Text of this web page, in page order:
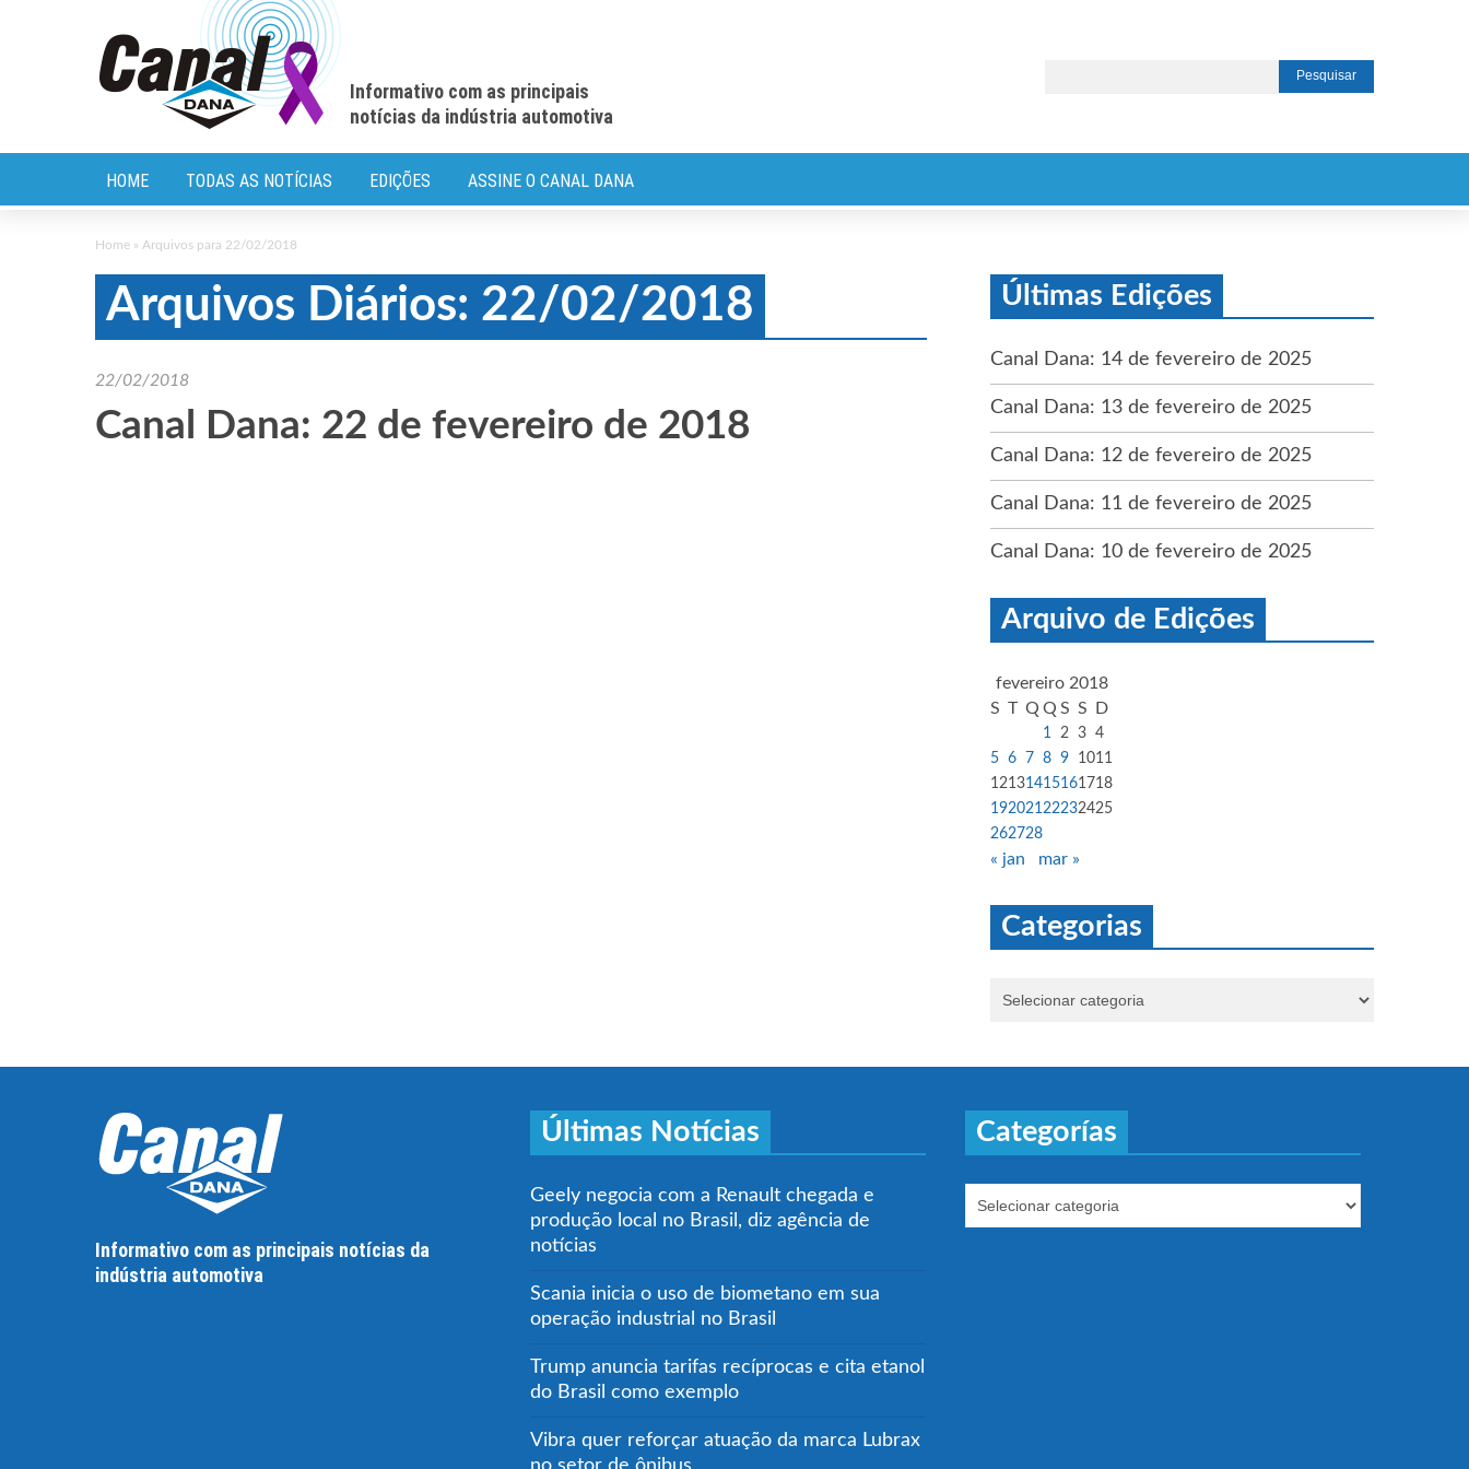
Informativo com as principais
notícias da indústria automotiva
HOME TODAS AS NOTÍCIAS EDIÇÕES ASSINE O CANAL DANA
Home » Arquivos para 22/02/2018
Arquivos Diários: 22/02/2018
22/02/2018
Canal Dana: 22 de fevereiro de 2018
Últimas Edições
Canal Dana: 14 de fevereiro de 2025
Canal Dana: 13 de fevereiro de 2025
Canal Dana: 12 de fevereiro de 2025
Canal Dana: 11 de fevereiro de 2025
Canal Dana: 10 de fevereiro de 2025
Arquivo de Edições
fevereiro 2018
S T Q Q S S D
1 2 3 4
5 6 7 8 9 1011
12131415161718
19202122232425
262728
« jan mar »
Categorias
Informativo com as principais notícias da
indústria automotiva
Últimas Notícias
Geely negocia com a Renault chegada e
produção local no Brasil, diz agência de
notícias
Scania inicia o uso de biometano em sua
operação industrial no Brasil
Trump anuncia tarifas recíprocas e cita etanol
do Brasil como exemplo
Vibra quer reforçar atuação da marca Lubrax
Categorías